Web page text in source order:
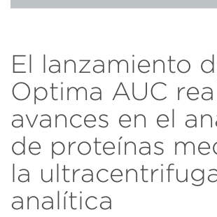
El lanzamiento
Optima AUC
avances en el
de proteínas
la
analítica